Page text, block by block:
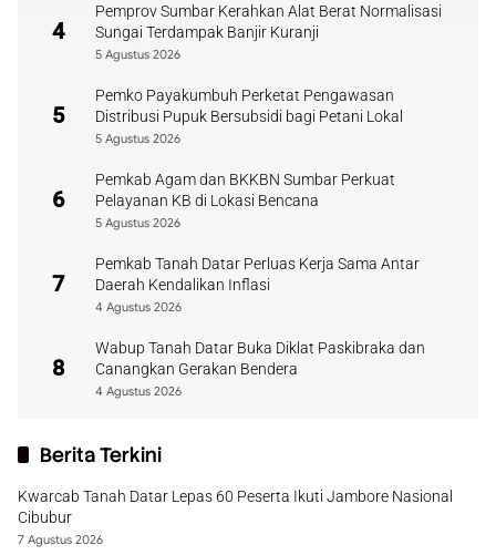
4
Pemprov Sumbar Kerahkan Alat Berat Normalisasi
Sungai Terdampak Banjir Kuranji
5 Agustus 2026
5
Pemko Payakumbuh Perketat Pengawasan
Distribusi Pupuk Bersubsidi bagi Petani Lokal
5 Agustus 2026
6
Pemkab Agam dan BKKBN Sumbar Perkuat
Pelayanan KB di Lokasi Bencana
5 Agustus 2026
7
Pemkab Tanah Datar Perluas Kerja Sama Antar
Daerah Kendalikan Inflasi
4 Agustus 2026
8
Wabup Tanah Datar Buka Diklat Paskibraka dan
Canangkan Gerakan Bendera
4 Agustus 2026
Berita Terkini
Kwarcab Tanah Datar Lepas 60 Peserta Ikuti Jambore Nasional
Cibubur
7 Agustus 2026